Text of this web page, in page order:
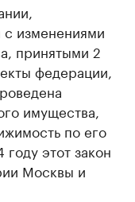
с изменениями
принятыми 2
федерации,
имущества,
по его
этот закон
Москвы и